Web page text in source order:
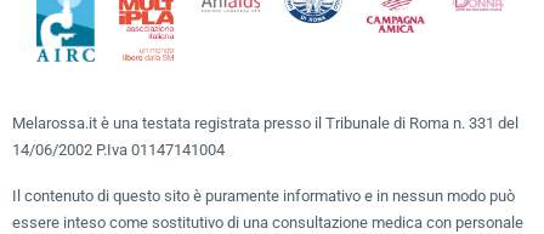
Melarossa.it è una testata registrata presso il Tribunale di Roma n. 331 del
14/06/2002 P.Iva 01147141004
Il contenuto di questo sito è puramente informativo e in nessun modo può
essere inteso come sostitutivo di una consultazione medica con personale